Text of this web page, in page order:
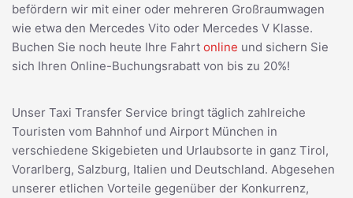
befördern wir mit einer oder mehreren Großraumwagen
wie etwa den Mercedes Vito oder Mercedes V Klasse.
Buchen Sie noch heute Ihre Fahrt online und sichern Sie
sich Ihren Online-Buchungsrabatt von bis zu 20%!
Unser Taxi Transfer Service bringt täglich zahlreiche
Touristen vom Bahnhof und Airport München in
verschiedene Skigebieten und Urlaubsorte in ganz Tirol,
Vorarlberg, Salzburg, Italien und Deutschland. Abgesehen
unserer etlichen Vorteile gegenüber der Konkurrenz,